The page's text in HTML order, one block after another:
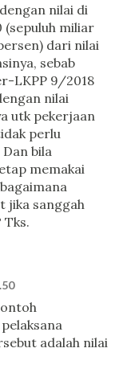
nilai di
(sepuluh miliar
dari nilai
sebab
LKPP 9/2018
nilai
utk pekerjaan
perlu
bila
memakai
jika sanggah
Tks.
adalah nilai